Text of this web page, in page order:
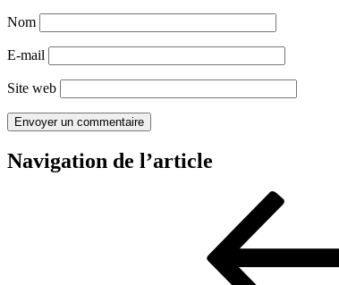
Nom
E-mail
Site web
Navigation de l’article